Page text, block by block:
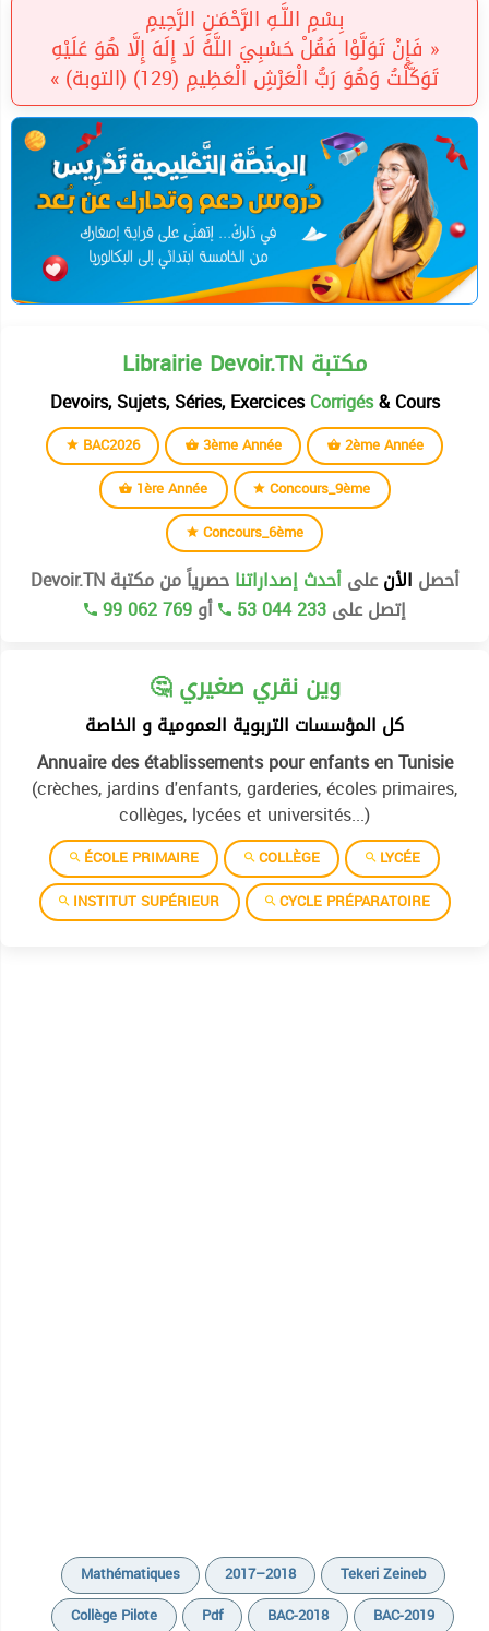
بِسْمِ اللَّـهِ الرَّحْمَـٰنِ الرَّحِيمِ
« فَإِنْ تَوَلَّوْا فَقُلْ حَسْبِيَ اللَّهُ لَا إِلَهَ إِلَّا هُوَ عَلَيْهِ
تَوَكَّلْتُ وَهُوَ رَبُّ الْعَرْشِ الْعَظِيمِ (129) (التوبة) »
Librairie Devoir.TN مكتبة
Devoirs, Sujets, Séries, ExercicesCorrigés& Cours
BAC2026 3ème Année
2ème Année
1ère Année
Concours_9ème
Concours_6ème
أحصل الأنعلىأحدث إصداراتناحصرياً من مكتبة Devoir.TN
إتصل على53 044 233 أو99 062 769
🤔 وين نقري صغيري
كل المؤسسات التربوية العمومية و الخاصة
Annuaire des établissements pour enfants en Tunisie
(crèches, jardins d'enfants, garderies, écoles primaires,
collèges, lycées et universités...)
ÉCOLE PRIMAIRE COLLÈGE
LYCÉE
INSTITUT SUPÉRIEUR
CYCLE PRÉPARATOIRE
Mathématiques 2017–2018
Tekeri Zeineb
Collège Pilote
Pdf BAC-2018
BAC-2019